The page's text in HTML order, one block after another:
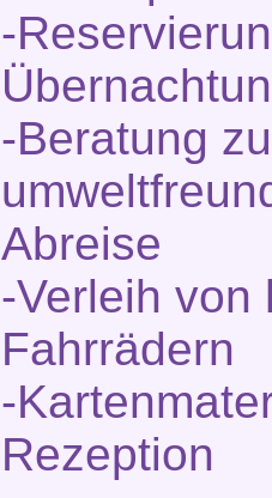
-
-Beratung
Abreise
-Verleih von
Fahrrädern
-
Rezeption